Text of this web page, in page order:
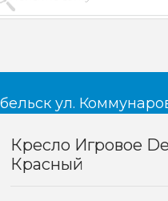
ул.
Кресло Игровое
Красный